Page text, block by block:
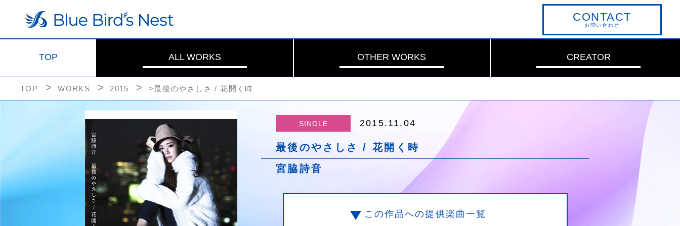
CONTACT
お問い合わせ
TOP ALL WORKS OTHER WORKS CREATOR
TOP WORKS 2015 >最後のやさしさ / 花開く時
SINGLE 2015.11.04
最後のやさしさ / 花開く時
宮脇詩音
この作品への提供楽曲一覧